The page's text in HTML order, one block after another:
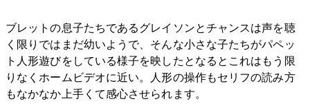
ブレットの息子たちであるグレイソンとチャンスは声を聴
く限りではまだ幼いようで、そんな小さな子たちがパペッ
ト人形遊びをしている様子を映したとなるとこれはもう限
りなくホームビデオに近い。人形の操作もセリフの読み方
もなかなか上手くて感心させられます。